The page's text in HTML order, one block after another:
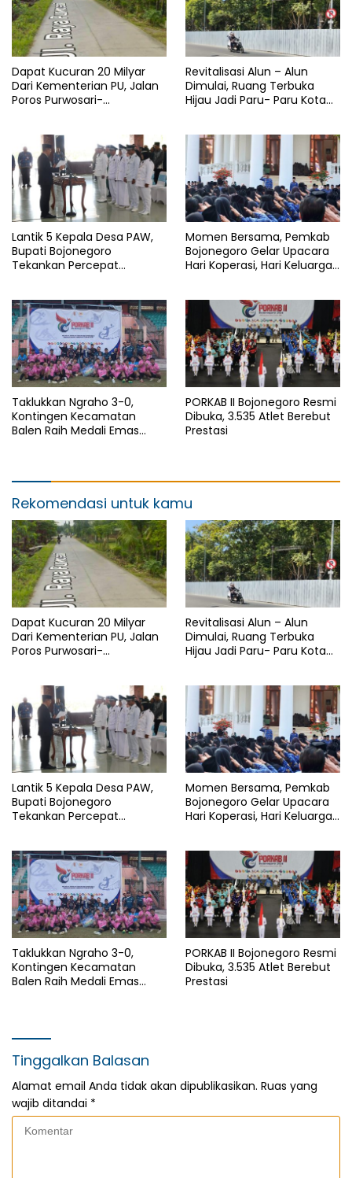
Dapat Kucuran 20 Milyar
Dari Kementerian PU, Jalan
Poros Purwosari-
Revitalisasi Alun – Alun
Dimulai, Ruang Terbuka
Hijau Jadi Paru- Paru Kota
Lantik 5 Kepala Desa PAW,
Bupati Bojonegoro
Tekankan Percepat
Momen Bersama, Pemkab
Bojonegoro Gelar Upacara
Hari Koperasi, Hari Keluarga
Taklukkan Ngraho 3-0,
Kontingen Kecamatan
Balen Raih Medali Emas
PORKAB II Bojonegoro Resmi
Dibuka, 3.535 Atlet Berebut
Prestasi
Rekomendasi untuk kamu
Dapat Kucuran 20 Milyar
Dari Kementerian PU, Jalan
Poros Purwosari-
Revitalisasi Alun – Alun
Dimulai, Ruang Terbuka
Hijau Jadi Paru- Paru Kota
Lantik 5 Kepala Desa PAW,
Bupati Bojonegoro
Tekankan Percepat
Momen Bersama, Pemkab
Bojonegoro Gelar Upacara
Hari Koperasi, Hari Keluarga
Taklukkan Ngraho 3-0,
Kontingen Kecamatan
Balen Raih Medali Emas
PORKAB II Bojonegoro Resmi
Dibuka, 3.535 Atlet Berebut
Prestasi
Tinggalkan Balasan
Alamat email Anda tidak akan dipublikasikan. Ruas yang
wajib ditandai *